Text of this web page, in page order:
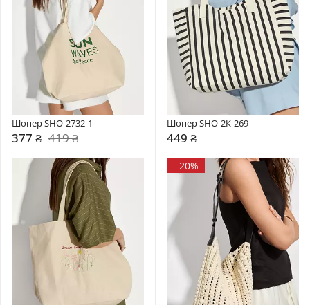
Шопер SHO-2732-1
377 ₴ 419 ₴
Шопер SHO-2К-269
449 ₴
- 20%